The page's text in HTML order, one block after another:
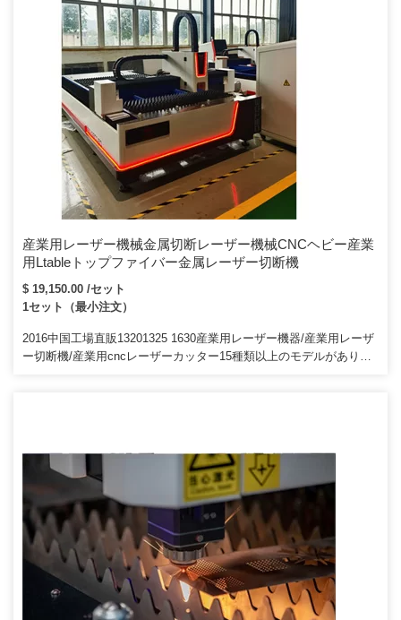
産業用レーザー機械金属切断レーザー機械CNCヘビー産業
用Ltableトップファイバー金属レーザー切断機
$ 19,150.00 /セット
1セット（最小注文）
2016中国工場直販13201325 1630産業用レーザー機器/産業用レーザ
ー切断機/産業用cncレーザーカッター15種類以上のモデルがあり、
CO2レーザー刻印カット機の：CO2レーザー刻印カット機の：連絡
先：CO2レーザー刻印カット機の連絡先：お問い合わせください、
ベストプライスを差し上げます!!!世界中のディストリビューターを
楽しみにしています！